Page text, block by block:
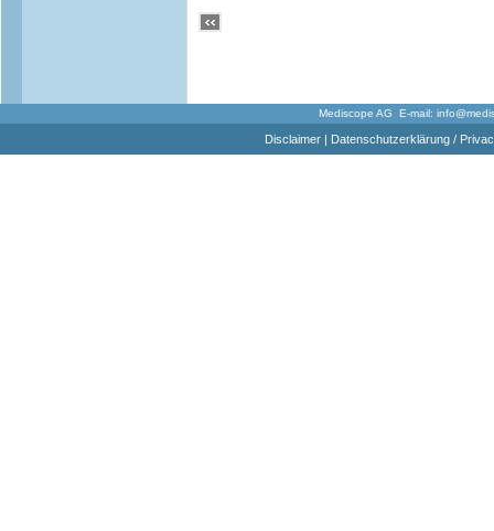
Mediscope AG E-mail:
Disclaimer| Datenschutzerklärung /